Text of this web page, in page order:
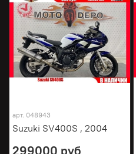
арт. 048943
Suzuki SV400S , 2004
299000 руб